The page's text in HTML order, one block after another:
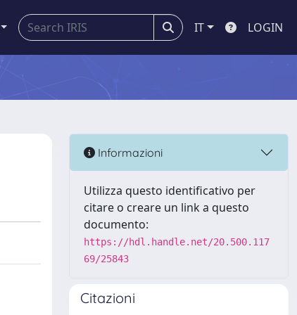
IT LOGIN
Informazioni
Utilizza questo identificativo per
citare o creare un link a questo
documento:
https://hdl.handle.net/20.500.117
69/25843
Citazioni